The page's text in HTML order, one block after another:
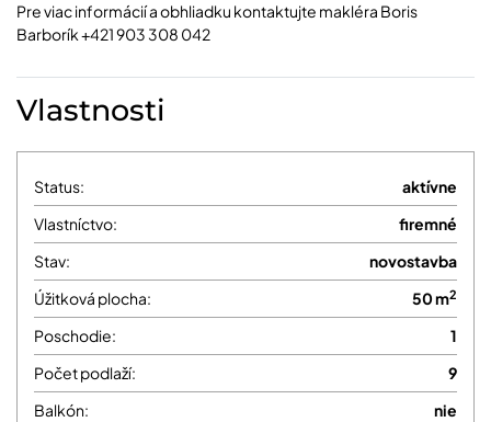
Pre viac informácií a obhliadku kontaktujte makléra Boris
Barborík +421 903 308 042
Vlastnosti
Status:
aktívne
Vlastníctvo:
firemné
Stav:
novostavba
Úžitková plocha:
50 m2
Poschodie:
1
Počet podlaží:
9
Balkón:
nie